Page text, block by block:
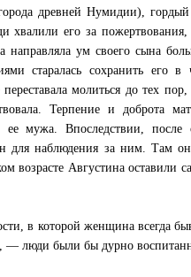
древней Нумидии), гордый
хвалили его за
ум своего сына
старалась сохранить его
молиться до тех
Терпение и доброта
мужа. Впоследствии,
для наблюдения за ним. Там
Августина оставили
в которой женщина всегда
— люди были бы дурно